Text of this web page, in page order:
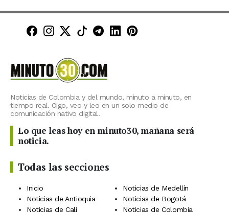
Minuto30 en Facebook
Minuto30 en Instagram
Minuto30 en X (Twitter)
Minuto30 en TikTok
Canal de Minuto30 en
Minuto30 en LinkedIn
Minuto30 en
Noticias de Colombia y del mundo, minuto a minuto, en
tiempo real. Oigo, veo y leo en un solo medio de
comunicación nativo digital.
Lo que leas hoy en minuto30, mañana será
noticia.
Todas las secciones
Inicio
Noticias de Medellín
Noticias de Antioquia
Noticias de Bogotá
Noticias de Cali
Noticias de Colombia